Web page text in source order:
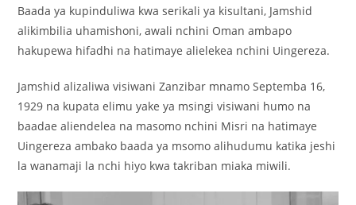
Baada ya kupinduliwa kwa serikali ya kisultani, Jamshid
alikimbilia uhamishoni, awali nchini Oman ambapo
hakupewa hifadhi na hatimaye alielekea nchini Uingereza.
Jamshid alizaliwa visiwani Zanzibar mnamo Septemba 16,
1929 na kupata elimu yake ya msingi visiwani humo na
baadae aliendelea na masomo nchini Misri na hatimaye
Uingereza ambako baada ya msomo alihudumu katika jeshi
la wanamaji la nchi hiyo kwa takriban miaka miwili.